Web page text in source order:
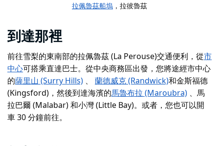
拉佩魯茲船塢 ，拉彼魯茲
到達那裡
前往雪梨的東南部的拉佩魯茲 (La Perouse)交通便利， 從市
中心可搭乘直達巴士。從中央商務區出發，您將途經市中心
的薩里山 (Surry Hills) 、 蘭德威克 (Randwick)和金斯福德
(Kingsford)，然後到達海濱的馬魯布拉 (Maroubra) 、馬
拉巴爾 (Malabar) 和小灣 (Little Bay)。或者，您也可以開
車 30 分鐘前往。